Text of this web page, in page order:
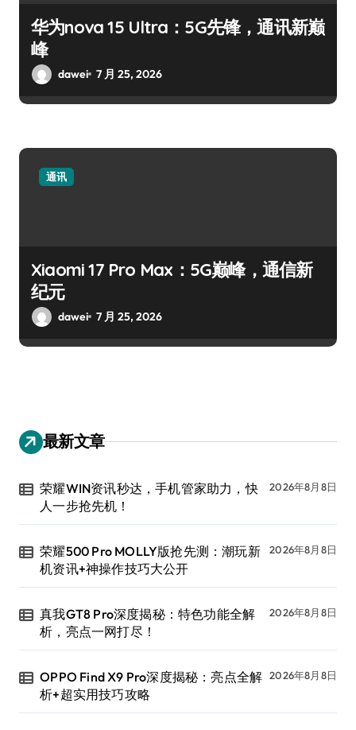
华为nova 15 Ultra：5G先锋，通讯新巅
峰
dawei 7 月 25, 2026
通讯
Xiaomi 17 Pro Max：5G巅峰，通信新
纪元
dawei 7 月 25, 2026
最新文章
荣耀WIN资讯秒达，手机管家助力，快
人一步抢先机！
2026年8月8日
荣耀500 Pro MOLLY版抢先测：潮玩新
机资讯+神操作技巧大公开
2026年8月8日
真我GT8 Pro深度揭秘：特色功能全解
析，亮点一网打尽！
2026年8月8日
OPPO Find X9 Pro深度揭秘：亮点全解
析+超实用技巧攻略
2026年8月8日